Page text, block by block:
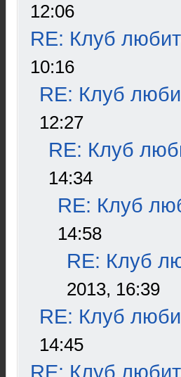
12:06
RE: Клуб
10:16
RE: Клуб
12:27
RE: Клуб
14:34
RE: Клуб
14:58
RE: Клуб
2013, 16:39
RE: Клуб
14:45
RE: Клуб